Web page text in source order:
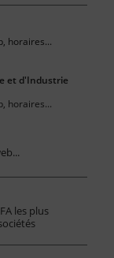
horaires...
et d'Industrie
horaires...
les plus